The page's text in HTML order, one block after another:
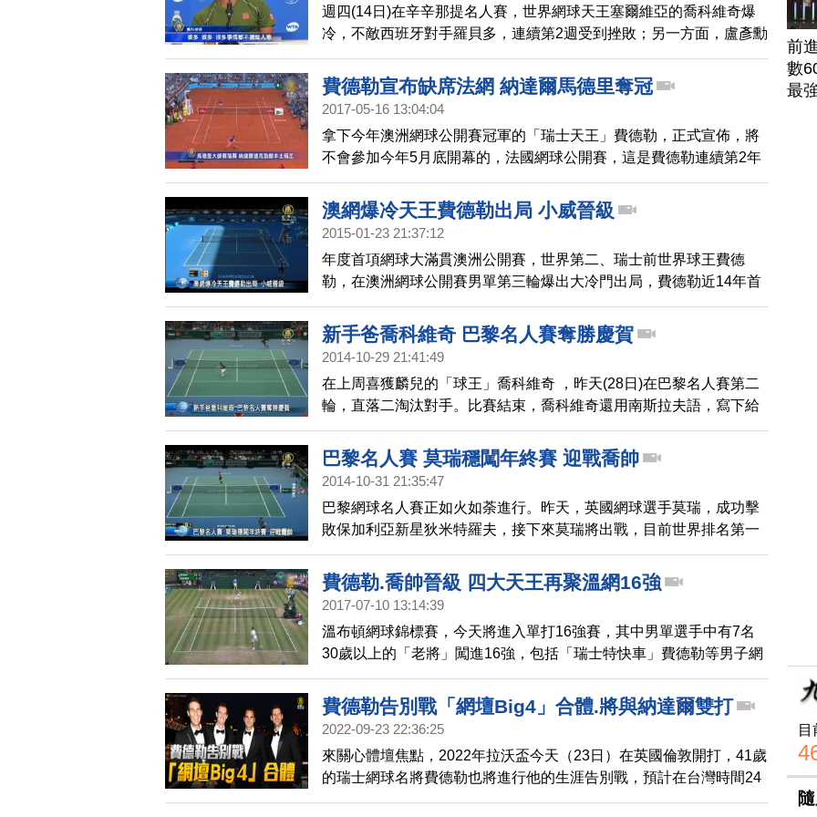
週四(14日)在辛辛那提名人賽，世界網球天王塞爾維亞的喬科維奇爆
冷，不敵西班牙對手羅貝多，連續第2週受到挫敗；另一方面，盧彥勳
前天(13日)才在辛辛那提網賽擊敗排名第5的捷克名將柏迪奇後，可惜
在昨天第三輪比賽失利敗給義大利對手佛吉尼尼。
費德勒宣布缺席法網 納達爾馬德里奪冠
2017-05-16 13:04:04
拿下今年澳洲網球公開賽冠軍的「瑞士天王」費德勒，正式宣佈，將
不會參加今年5月底開幕的，法國網球公開賽，這是費德勒連續第2年
缺席這場紅土大賽。
澳網爆冷天王費德勒出局 小威晉級
2015-01-23 21:37:12
年度首項網球大滿貫澳洲公開賽，世界第二、瑞士前世界球王費德
勒，在澳洲網球公開賽男單第三輪爆出大冷門出局，費德勒近14年首
度在澳網32強止步。女單方面，小威廉姆斯則有驚無險晉級32強。
新手爸喬科維奇 巴黎名人賽奪勝慶賀
2014-10-29 21:41:49
在上周喜獲麟兒的「球王」喬科維奇 ，昨天(28日)在巴黎名人賽第二
輪，直落二淘汰對手。比賽結束，喬科維奇還用南斯拉夫語，寫下給
兒子的悄悄話。
巴黎名人賽 莫瑞穩闖年終賽 迎戰喬帥
2014-10-31 21:35:47
巴黎網球名人賽正如火如荼進行。昨天，英國網球選手莫瑞，成功擊
敗保加利亞新星狄米特羅夫，接下來莫瑞將出戰，目前世界排名第一
的塞爾維亞好手喬科維奇。
費德勒.喬帥晉級 四大天王再聚溫網16強
2017-07-10 13:14:39
溫布頓網球錦標賽，今天將進入單打16強賽，其中男單選手中有7名
30歲以上的「老將」闖進16強，包括「瑞士特快車」費德勒等男子網
壇「4大天王」都踏上溫布頓第二周賽程，這是相隔3年以來再度燃起
的盛況。上一次4人都打入溫布頓16強，是2014年。
費德勒告別戰「網壇Big4」合體.將與納達爾雙打
2022-09-23 22:36:25
來關心體壇焦點，2022年拉沃盃今天（23日）在英國倫敦開打，41歲
的瑞士網球名將費德勒也將進行他的生涯告別戰，預計在台灣時間24
日凌晨3點20分開打。費德勒退役的最後一戰，只會打一場雙打，搭
前
數
最